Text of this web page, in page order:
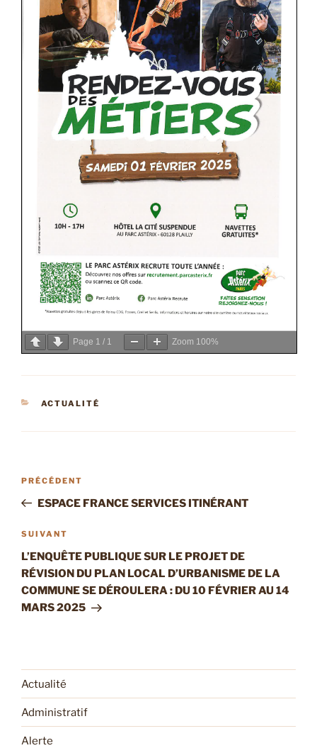
Page 1 / 1 Zoom 100%
CATÉGORIES
ACTUALITÉ
Navigation
l’article
Article
précédent
PRÉCÉDENT
ESPACE FRANCE SERVICES ITINÉRANT
Article
suivant
SUIVANT
L’ENQUÊTE PUBLIQUE SUR LE PROJET DE
RÉVISION DU PLAN LOCAL D’URBANISME DE LA
COMMUNE SE DÉROULERA : DU 10 FÉVRIER AU 14
MARS 2025
Actualité
Administratif
Alerte